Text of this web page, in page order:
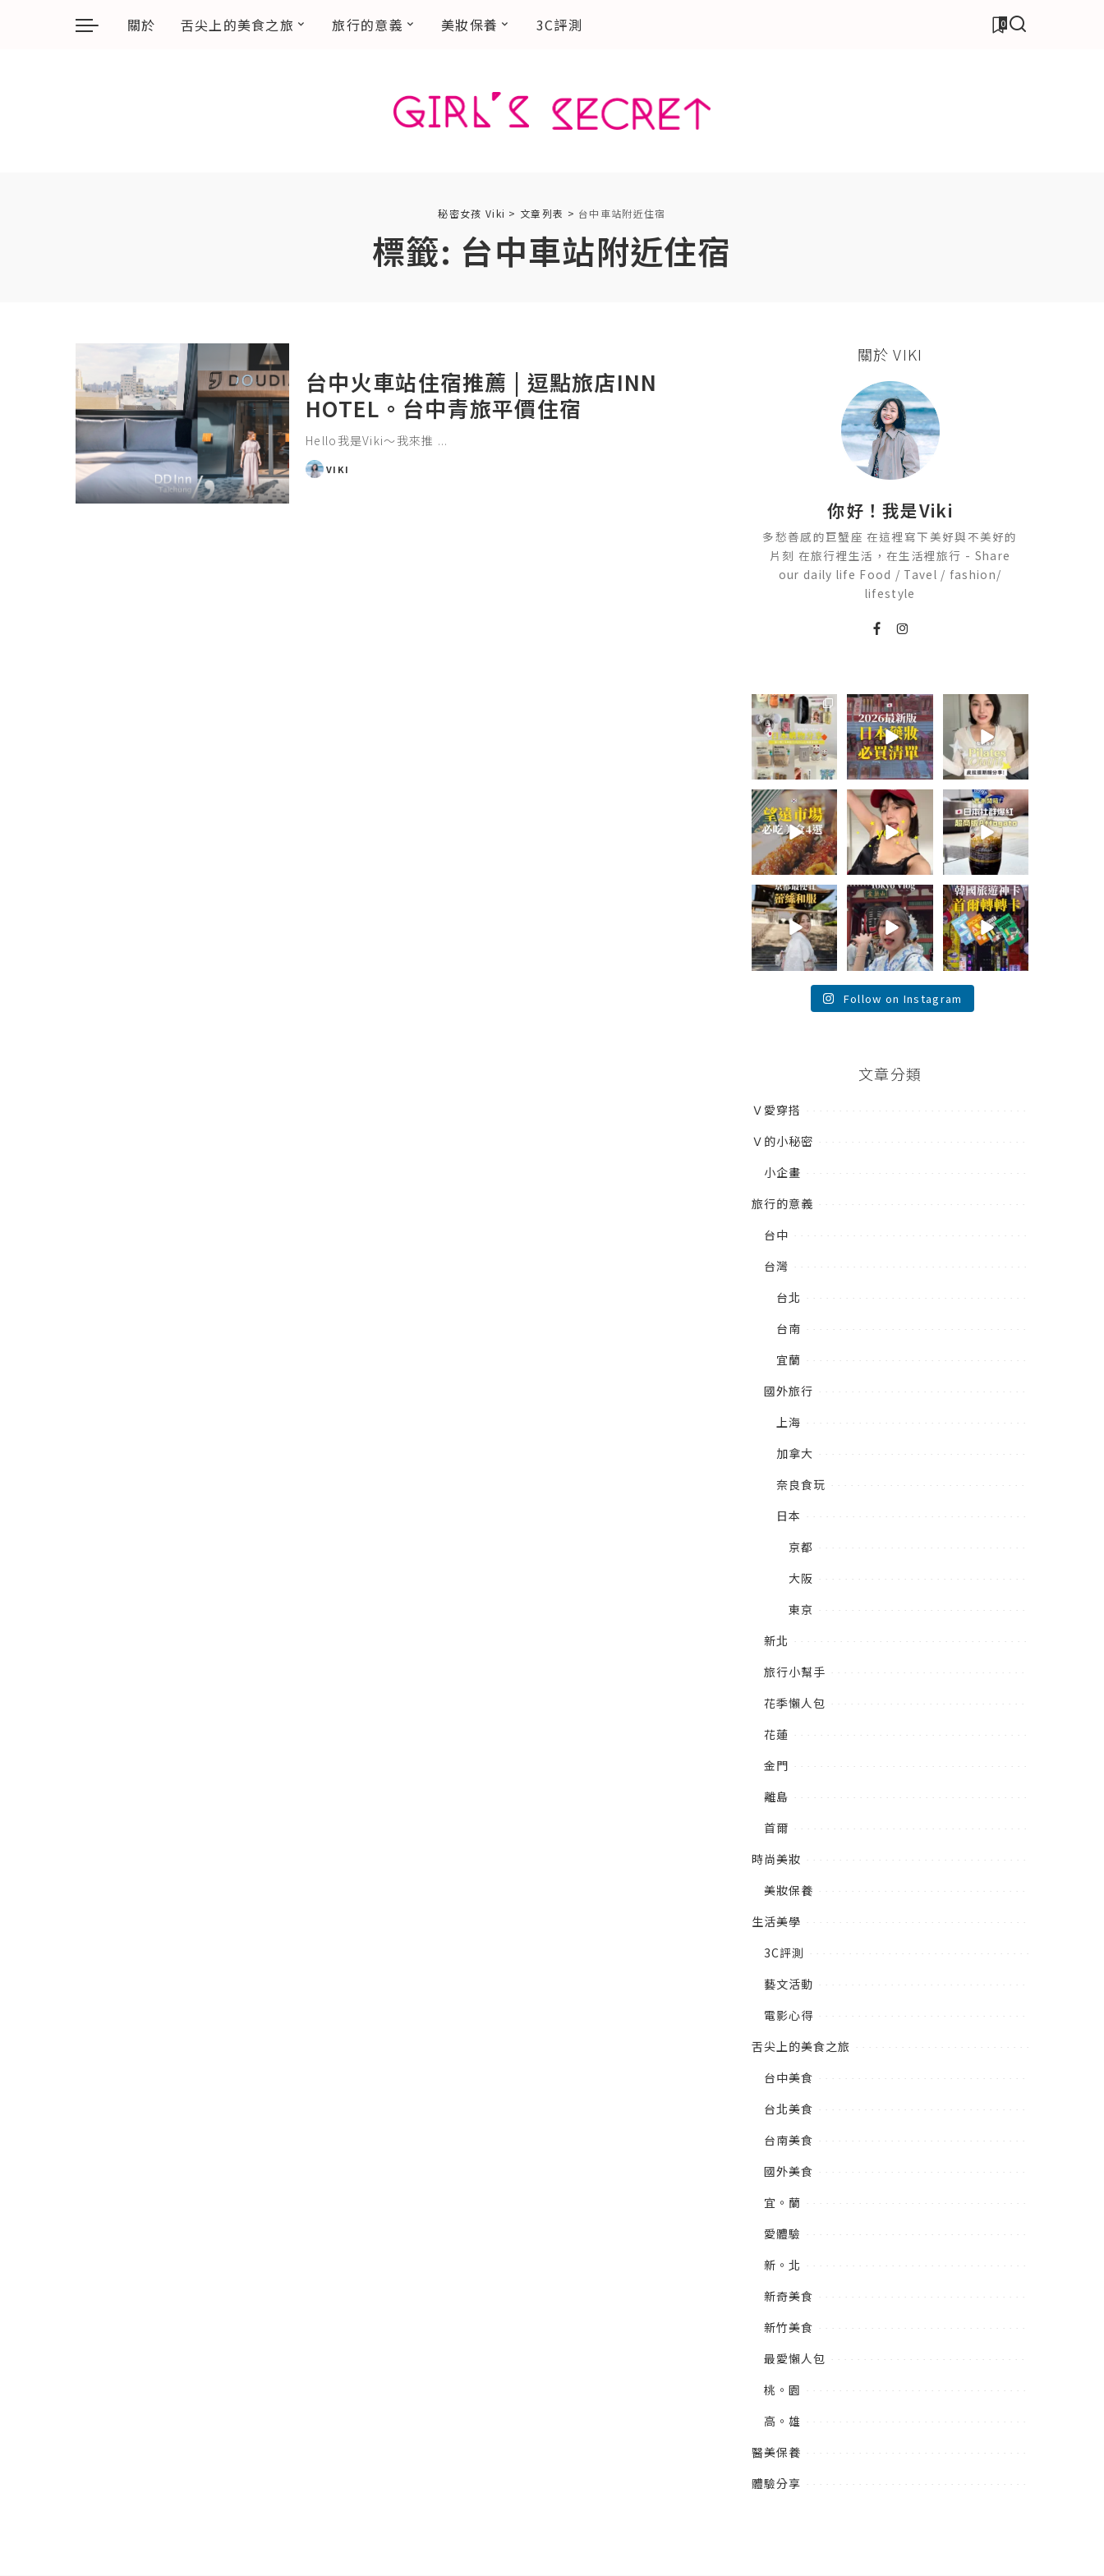
關於 舌尖上的美食之旅 旅行的意義 美妝保養 3C評測 0
秘密女孩 Viki > 文章列表 > 台中車站附近住宿
標籤: 台中車站附近住宿
台中火車站住宿推薦 | 逗點旅店INN
HOTEL。台中青旅平價住宿
Hello我是Viki～我來推 ...
POSTED
VIKI
關於 VIKI
你好！我是Viki
多愁善感的巨蟹座 在這裡寫下美好與不美好的
片刻 在旅行裡生活，在生活裡旅行 - Share
our daily life Food / Tavel / fashion/
lifestyle
💭留言「免費」
傳日本藥妝店/百
貨/機場/Donki/
折價券給你...
452
44
2026🇯🇵日本藥
妝店必買什麼
日本最近紅什
麼？...
123
20
💭留言「美背」
傳🔗給你！
🏷️#吉推韓國
🇰🇷
...
48 20
\🇰🇷韓國望遠市
場4家必吃美食
😋/
💭留言「望遠市
場」傳地址給
你...
345
59
summer
outfit⋆.˚✮🎧
✮˚.⋆
夏日穿搭最需要
單品！...
755
43
\🇯🇵日本爆紅!超
商版Affogato 🍨
☕️/
🏷️#吉推日本🇯🇵
...
117
26
💭留言「蕾絲」
傳預約🔗給你！
\🇯🇵京都最便宜
蕾絲和服推
薦！/ ...
101
\💭留言「PGC」
傳預約🔗給你 /
Tokyo birthday
trip 🫧...
121
38
\💭留言「轉轉」
傳懶人包和購買
🔗給你
\🇰🇷韓國旅遊神
卡！首爾轉轉卡
✨ / ...
146
Follow on Instagram
文章分類
Ｖ愛穿搭
Ｖ的小秘密
小企畫
旅行的意義
台中
台灣
台北
台南
宜蘭
國外旅行
上海
加拿大
奈良食玩
日本
京都
大阪
東京
新北
旅行小幫手
花季懶人包
花蓮
金門
離島
首爾
時尚美妝
美妝保養
生活美學
3C評測
藝文活動
電影心得
舌尖上的美食之旅
台中美食
台北美食
台南美食
國外美食
宜。蘭
愛體驗
新。北
新奇美食
新竹美食
最愛懶人包
桃。園
高。雄
醫美保養
體驗分享